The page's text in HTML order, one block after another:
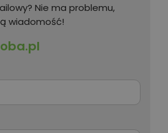
Nie ma problemu,
wiadomość!